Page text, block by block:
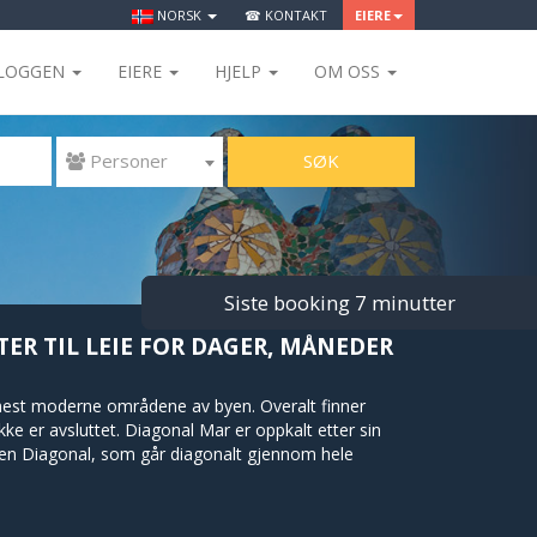
NORSK ☎ KONTAKT EIERE
EIERE HJELP OM OSS
 Personer SØK
TIL LEIE FOR DAGER, MÅNEDER
moderne områdene av byen. Overalt finner
er avsluttet. Diagonal Mar er oppkalt etter sin
Diagonal, som går diagonalt gjennom hele
Siste booking 7 minutter